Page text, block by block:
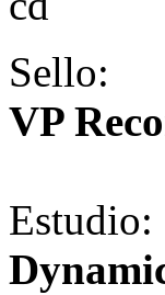
Sello:
VP
Estudio: